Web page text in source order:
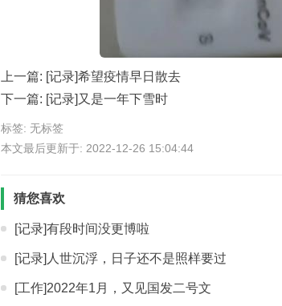
上一篇: [记录]希望疫情早日散去
下一篇: [记录]又是一年下雪时
标签: 无标签
本文最后更新于: 2022-12-26 15:04:44
猜您喜欢
[记录]有段时间没更博啦
[记录]人世沉浮，日子还不是照样要过
[工作]2022年1月，又见国发二号文